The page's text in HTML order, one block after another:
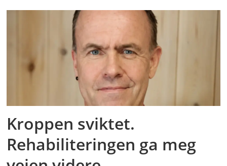
Kroppen sviktet.
Rehabiliteringen ga meg